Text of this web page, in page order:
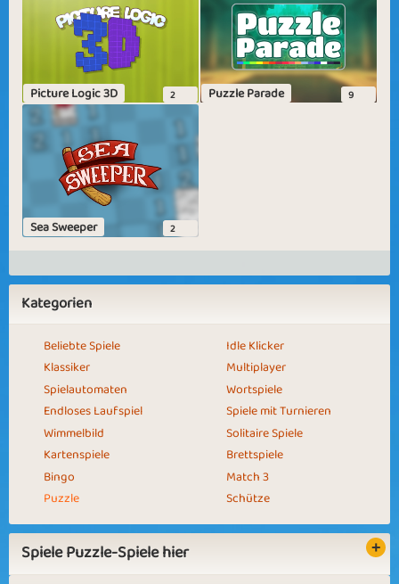
Picture Logic 3D 2 Puzzle Parade 9
Sea Sweeper 2
Kategorien
Beliebte Spiele
Idle Klicker
Klassiker
Multiplayer
Spielautomaten
Wortspiele
Endloses Laufspiel
Spiele mit Turnieren
Wimmelbild
Solitaire Spiele
Kartenspiele
Brettspiele
Bingo
Match 3
Puzzle
Schütze
Spiele Puzzle-Spiele hier